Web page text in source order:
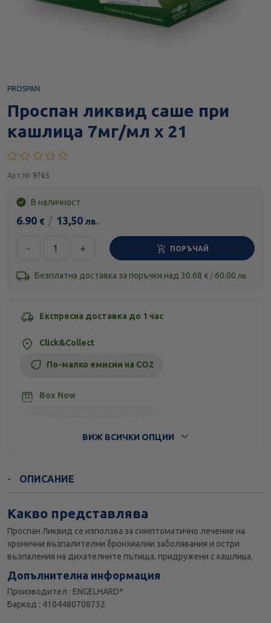
PROSPAN
Проспан ликвид саше при
кашлица 7мг/мл х 21
Арт.№ 9765
В наличност
6.90 € / 13,50 лв.
- + ПОРЪЧАЙ
Безплатна доставка за поръчки над 30.68 € / 60.00 лв.
Експресна доставка до 1 час
Click&Collect
По-малко емисии на CO2
Box Now
ВИЖ ВСИЧКИ ОПЦИИ
ОПИСАНИЕ
Какво представлява
Проспан Ликвид се използва за симптоматично лечение на
хронични възпалителни бронхиални заболявания и остри
възпаления на дихателните пътища, придружени с кашлица.
Допълнителна информация
Производител : ENGELHARD*
Баркод : 4104480708732